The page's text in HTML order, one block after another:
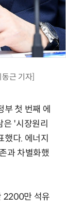
근 기자]
첫 번째 에
은 '시장원리
다. 에너지
과 차별화했
2200만 석유